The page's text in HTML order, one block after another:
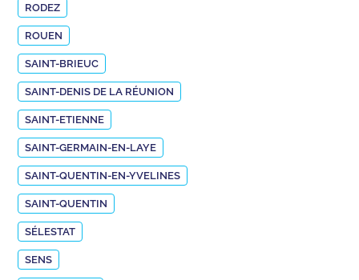
RODEZ
ROUEN
SAINT-BRIEUC
SAINT-DENIS DE LA RÉUNION
SAINT-ETIENNE
SAINT-GERMAIN-EN-LAYE
SAINT-QUENTIN-EN-YVELINES
SAINT-QUENTIN
SÉLESTAT
SENS